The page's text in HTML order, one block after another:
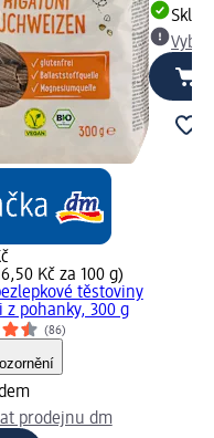
Kč za 100 g)
těstoviny
z pohanky, 300 g
(86)
prodejnu dm